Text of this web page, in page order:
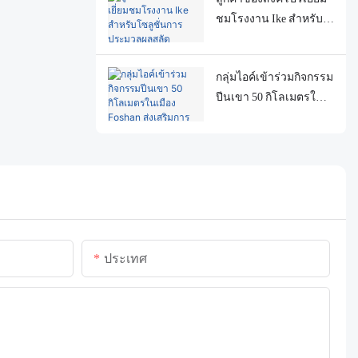
ชมโรงงาน Ike สำหรับ
สลัด
กลุ่มไอค์เข้าร่วมกิจกรรม
ปีนเขา 50 กิโลเมตรใน
ประเทศ